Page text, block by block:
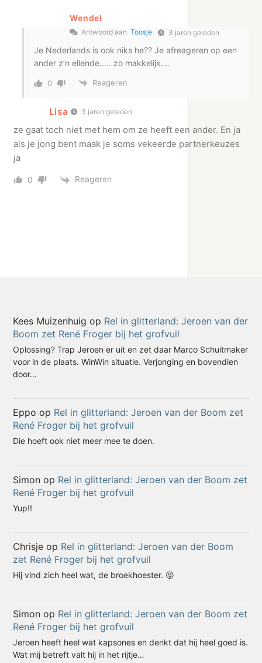
Wendel
Antwoord aanToosje 3 jaren geleden
Je Nederlands is ook niks he?? Je afreageren op een
ander z’n ellende….. zo makkelijk….
0 Reageren
Lisa 3 jaren geleden
ze gaat toch niet met hem om ze heeft een ander. En ja
als je jong bent maak je soms vekeerde partnerkeuzes
ja
0 Reageren
Kees Muizenhuig op Rel in glitterland: Jeroen van der
Boom zet René Froger bij het grofvuil
Oplossing? Trap Jeroen er uit en zet daar Marco Schuitmaker
voor in de plaats. WinWin situatie. Verjonging en bovendien
door…
Eppo op Rel in glitterland: Jeroen van der Boom zet
René Froger bij het grofvuil
Die hoeft ook niet meer mee te doen.
Simon op Rel in glitterland: Jeroen van der Boom zet
René Froger bij het grofvuil
Yup!!
Chrisje op Rel in glitterland: Jeroen van der Boom
zet René Froger bij het grofvuil
Hij vind zich heel wat, de broekhoester. 😝
Simon op Rel in glitterland: Jeroen van der Boom zet
René Froger bij het grofvuil
Jeroen heeft heel wat kapsones en denkt dat hij heel goed is.
Wat mij betreft valt hij in het rijtje…